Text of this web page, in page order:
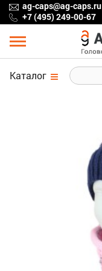
ag-caps@ag-caps.ru
+7 (495) 249-00-67
Каталог